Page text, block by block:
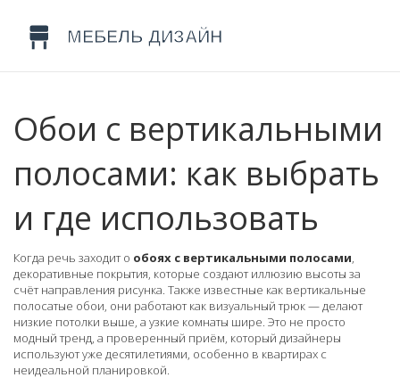
Обои с вертикальными
полосами: как выбрать
и где использовать
Когда речь заходит о обоях с вертикальными полосами,
декоративные покрытия, которые создают иллюзию высоты за
счёт направления рисунка. Также известные как вертикальные
полосатые обои, они работают как визуальный трюк — делают
низкие потолки выше, а узкие комнаты шире. Это не просто
модный тренд, а проверенный приём, который дизайнеры
используют уже десятилетиями, особенно в квартирах с
неидеальной планировкой.